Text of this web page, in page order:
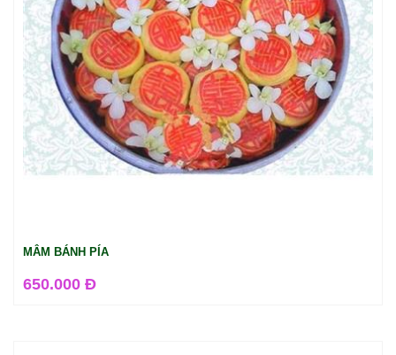
MÂM BÁNH PÍA
650.000 Đ